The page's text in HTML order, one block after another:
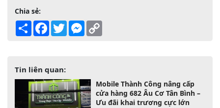
Chia sẻ:
Share Facebook
TwitterMessenger
Tin liên quan:
Mobile Thành Công nâng cấp
cửa hàng 682 Âu Cơ Tân Bình –
Ưu đãi khai trương cực lớn